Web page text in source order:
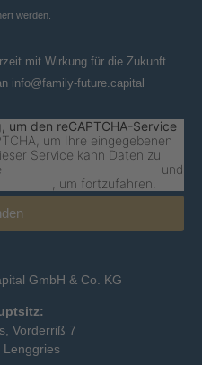
werden.
mit Wirkung für die Zukunft
info@family-future.capital
um den reCAPTCHA-Service
um Ihre eingegebenen
Service kann Daten zu
und
, um fortzufahren.
GmbH & Co. KG
Vorderriß 7
Lenggries